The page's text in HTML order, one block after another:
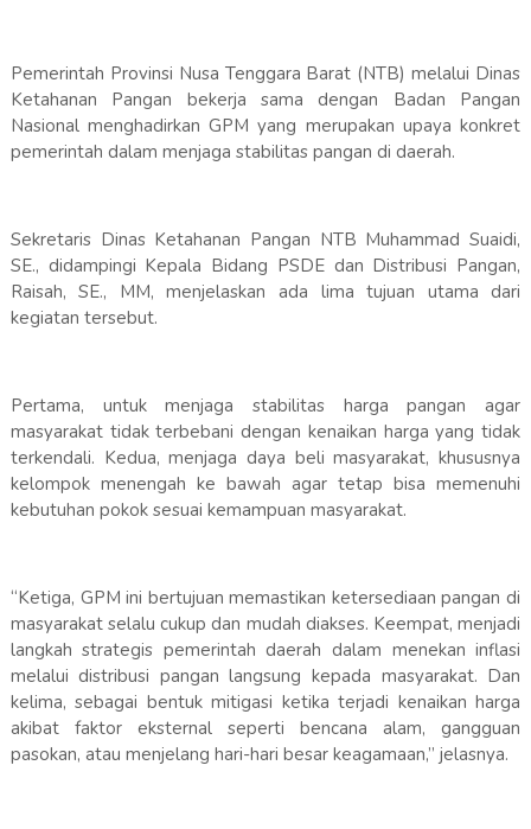
Pemerintah Provinsi Nusa Tenggara Barat (NTB) melalui Dinas
Ketahanan Pangan bekerja sama dengan Badan Pangan
Nasional menghadirkan GPM yang merupakan upaya konkret
pemerintah dalam menjaga stabilitas pangan di daerah.
Sekretaris Dinas Ketahanan Pangan NTB Muhammad Suaidi,
SE., didampingi Kepala Bidang PSDE dan Distribusi Pangan,
Raisah, SE., MM, menjelaskan ada lima tujuan utama dari
kegiatan tersebut.
Pertama, untuk menjaga stabilitas harga pangan agar
masyarakat tidak terbebani dengan kenaikan harga yang tidak
terkendali. Kedua, menjaga daya beli masyarakat, khususnya
kelompok menengah ke bawah agar tetap bisa memenuhi
kebutuhan pokok sesuai kemampuan masyarakat.
“Ketiga, GPM ini bertujuan memastikan ketersediaan pangan di
masyarakat selalu cukup dan mudah diakses. Keempat, menjadi
langkah strategis pemerintah daerah dalam menekan inflasi
melalui distribusi pangan langsung kepada masyarakat. Dan
kelima, sebagai bentuk mitigasi ketika terjadi kenaikan harga
akibat faktor eksternal seperti bencana alam, gangguan
pasokan, atau menjelang hari-hari besar keagamaan,” jelasnya.